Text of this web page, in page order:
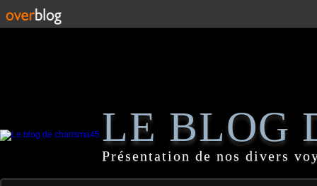
LE BLOG
Présentation de nos divers